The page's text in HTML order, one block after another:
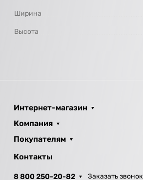
Ширина
Высота
Интернет-магазин
Компания
Покупателям
Контакты
8 800 250-20-82 Заказать звонок